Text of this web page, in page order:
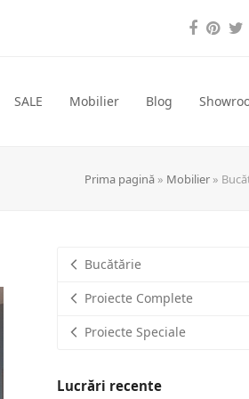
SALE Mobilier Blog
Prima pagină » Mobilier »
Bucătărie
Proiecte Complete
Proiecte Speciale
Lucrări recente